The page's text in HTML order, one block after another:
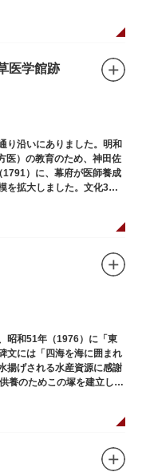
医学館跡
り沿いにありました。明和
医）の教育のため、神田佐
）に、幕府が医師養成
を拡大しました。文化3年
向柳原一丁目に移転、再建
に至る日本の医学振興に貢
に関する案内板や説明版
昭和51年（1976）に「東
文には「四海を海に囲まれ
揚げされる水産資源に感謝
養のためこの塚を建立しま